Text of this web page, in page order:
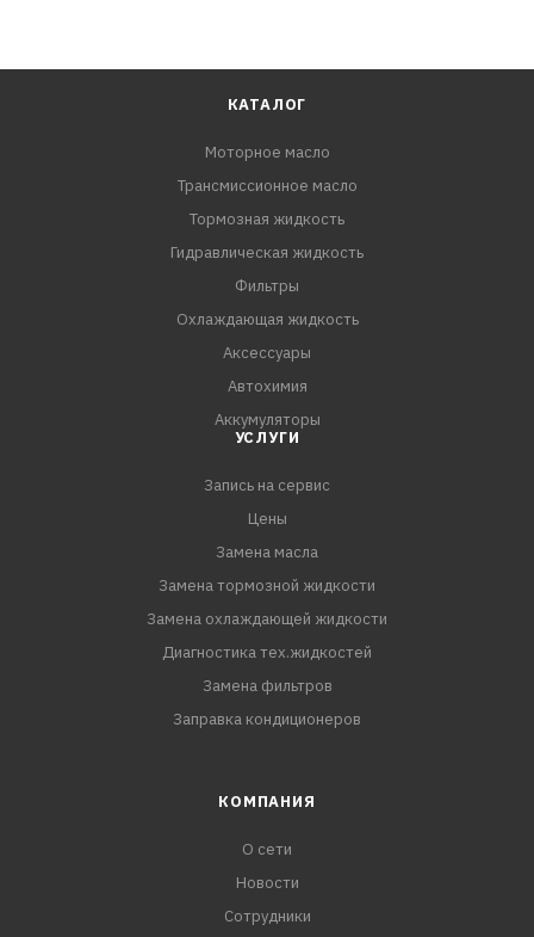
КАТАЛОГ
Моторное масло
Трансмиссионное масло
Тормозная жидкость
Гидравлическая жидкость
Фильтры
Охлаждающая жидкость
Аксессуары
Автохимия
Аккумуляторы
УСЛУГИ
Запись на сервис
Цены
Замена масла
Замена тормозной жидкости
Замена охлаждающей жидкости
Диагностика тех.жидкостей
Замена фильтров
Заправка кондиционеров
КОМПАНИЯ
О сети
Новости
Сотрудники